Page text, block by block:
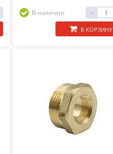
В наличии -
В КОРЗИНУ